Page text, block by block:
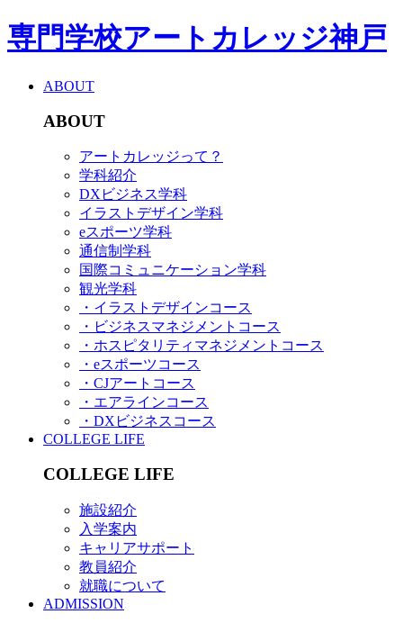
専門学校アートカレッジ神戸
ABOUT
ABOUT
アートカレッジって？
学科紹介
DXビジネス学科
イラストデザイン学科
eスポーツ学科
通信制学科
国際コミュニケーション学科
観光学科
・イラストデザインコース
・ビジネスマネジメントコース
・ホスピタリティマネジメントコース
・eスポーツコース
・CJアートコース
・エアラインコース
・DXビジネスコース
COLLEGE LIFE
COLLEGE LIFE
施設紹介
入学案内
キャリアサポート
教員紹介
就職について
ADMISSION